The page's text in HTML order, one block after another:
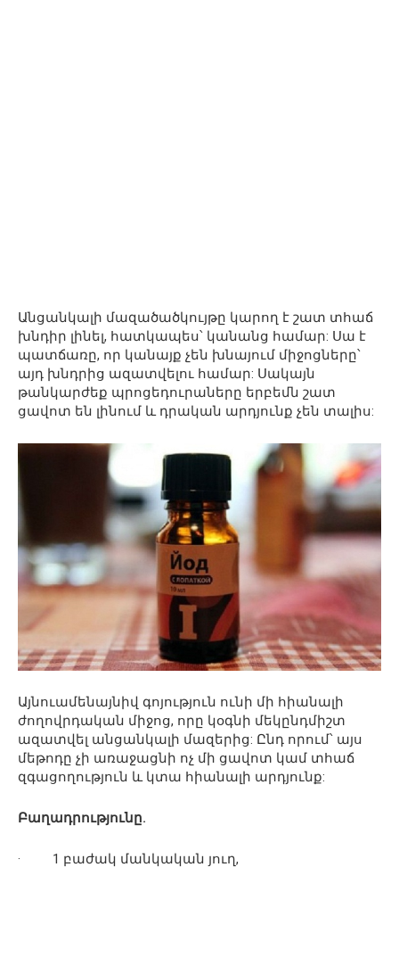
Անցանկալի մազածածկույթը կարող է շատ տհաճ
խնդիր լինել, հատկապես՝ կանանց համար: Սա է
պատճառը, որ կանայք չեն խնայում միջոցները՝
այդ խնդրից ազատվելու համար: Սակայն
թանկարժեք պրոցեդուրաները երբեմն շատ
ցավոտ են լինում և դրական արդյունք չեն տալիս:
Այնուամենայնիվ գոյություն ունի մի հիանալի
ժողովրդական միջոց, որը կօգնի մեկընդմիշտ
ազատվել անցանկալի մազերից: Ընդ որում՝ այս
մեթոդը չի առաջացնի ոչ մի ցավոտ կամ տհաճ
զգացողություն և կտա հիանալի արդյունք:
Բաղադրությունը.
· 1 բաժակ մանկական յուղ,